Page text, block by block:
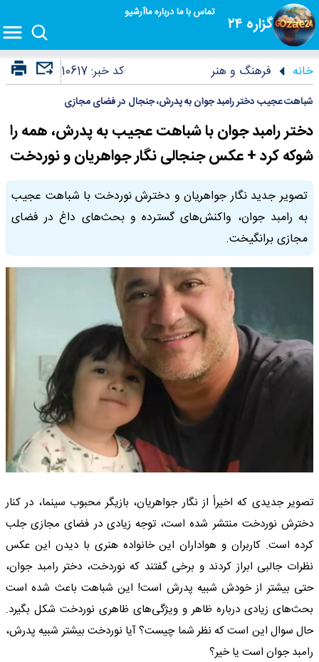
گزاره ۲۴
تماس با مادرباره ماآرشیو
خانه فرهنگ و هنر کد خبر:10617
شباهت عجیب دختر رامبد جوان به پدرش، جنجال در فضای مجازی
دختر رامبد جوان با شباهت عجیب به پدرش، همه را
شوکه کرد + عکس جنجالی نگار جواهریان و نوردخت
تصویر جدید نگار جواهریان و دخترش نوردخت با شباهت عجیب
به رامبد جوان، واکنش‌های گسترده و بحث‌های داغ در فضای
مجازی برانگیخت.
تصویر جدیدی که اخیراً از نگار جواهریان، بازیگر محبوب سینما، در کنار
دخترش نوردخت منتشر شده است، توجه زیادی در فضای مجازی جلب
کرده است. کاربران و هواداران این خانواده هنری با دیدن این عکس
نظرات جالبی ابراز کردند و برخی گفتند که نوردخت، دختر رامبد جوان،
حتی بیشتر از خودش شبیه پدرش است! این شباهت باعث شده است
بحث‌های زیادی درباره ظاهر و ویژگی‌های ظاهری نوردخت شکل بگیرد.
حال سوال این است که نظر شما چیست؟ آیا نوردخت بیشتر شبیه پدرش،
رامبد جوان است یا خیر؟